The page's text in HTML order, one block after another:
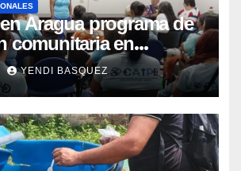
Aragua programa de
comunitaria en
personas con
YENDI BASQUEZ